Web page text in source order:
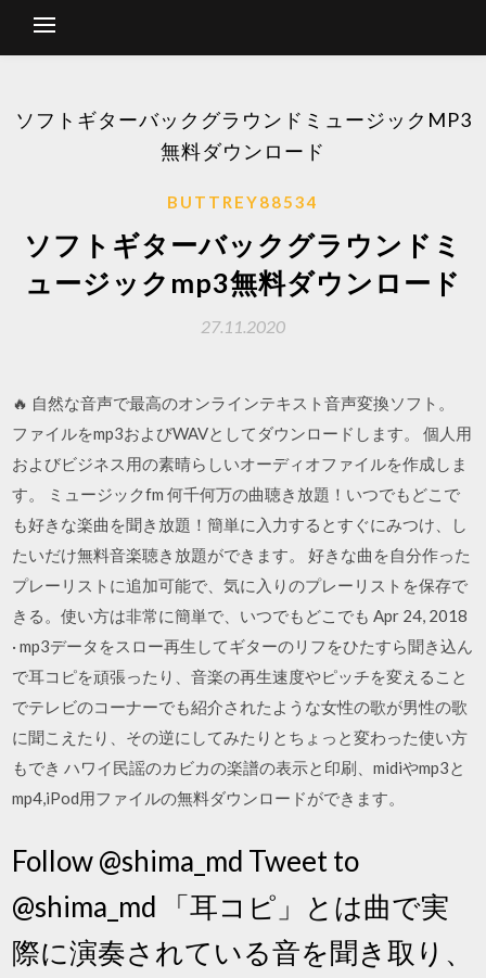
ソフトギターバックグラウンドミュージックMP3
無料ダウンロード
BUTTREY88534
ソフトギターバックグラウンドミ
ュージックmp3無料ダウンロード
27.11.2020
🔥 自然な音声で最高のオンラインテキスト音声変換ソフト。
ファイルをmp3およびWAVとしてダウンロードします。 個人用
およびビジネス用の素晴らしいオーディオファイルを作成しま
す。 ミュージックfm 何千何万の曲聴き放題！いつでもどこで
も好きな楽曲を聞き放題！簡単に入力するとすぐにみつけ、し
たいだけ無料音楽聴き放題ができます。 好きな曲を自分作った
プレーリストに追加可能で、気に入りのプレーリストを保存で
きる。使い方は非常に簡単で、いつでもどこでも Apr 24, 2018
· mp3データをスロー再生してギターのリフをひたすら聞き込ん
で耳コピを頑張ったり、音楽の再生速度やピッチを変えること
でテレビのコーナーでも紹介されたような女性の歌が男性の歌
に聞こえたり、その逆にしてみたりとちょっと変わった使い方
もでき ハワイ民謡のカビカの楽譜の表示と印刷、midiやmp3と
mp4,iPod用ファイルの無料ダウンロードができます。
Follow @shima_md Tweet to
@shima_md 「耳コピ」とは曲で実
際に演奏されている音を聞き取り、